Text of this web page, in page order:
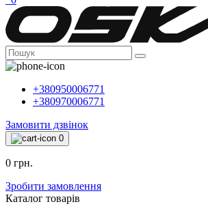
+380950006771
+380970006771
Замовити дзвінок
0
0 грн.
Зробити замовлення
Каталог товарiв